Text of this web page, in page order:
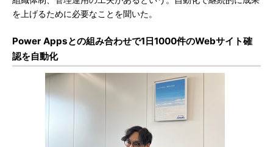
を上げるために必要なことを聞いた。
Power Appsとの組み合わせで1日1000件のWebサイト確
認を自動化